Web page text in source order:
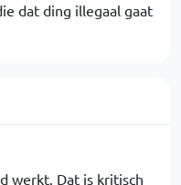
dat ding illegaal gaat
werkt. Dat is kritisch